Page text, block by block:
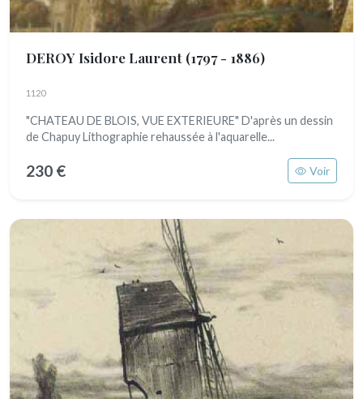
DEROY Isidore Laurent (1797 - 1886)
1120
"CHATEAU DE BLOIS, VUE EXTERIEURE" D'après un dessin
de Chapuy Lithographie rehaussée à l'aquarelle...
230 € Voir